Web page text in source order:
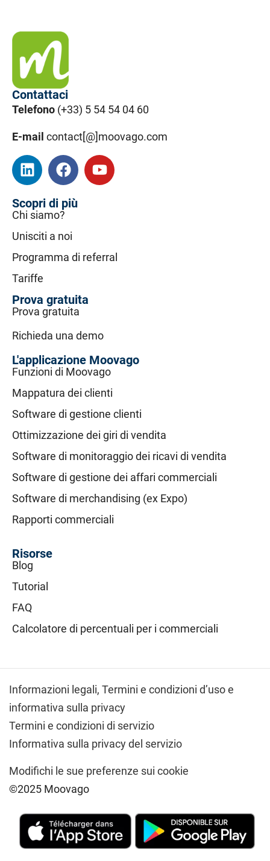
Contattaci
Telefono (+33) 5 54 54 04 60
E-mail contact[@]moovago.com
Scopri di più
Chi siamo?
Unisciti a noi
Programma di referral
Tariffe
Prova gratuita
Prova gratuita
Richieda una demo
L'applicazione Moovago
Funzioni di Moovago
Mappatura dei clienti
Software di gestione clienti
Ottimizzazione dei giri di vendita
Software di monitoraggio dei ricavi di vendita
Software di gestione dei affari commerciali
Software di merchandising (ex Expo)
Rapporti commerciali
Risorse
Blog
Tutorial
FAQ
Calcolatore di percentuali per i commerciali
Informazioni legali, Termini e condizioni d’uso e
informativa sulla privacy
Termini e condizioni di servizio
Informativa sulla privacy del servizio
Modifichi le sue preferenze sui cookie
©2025 Moovago